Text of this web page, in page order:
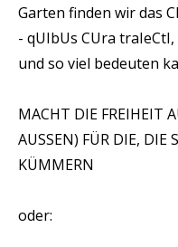
Garten finden wir das
- qUIbUs CUra
und so viel bedeuten
MACHT DIE FREIHEIT
AUSSEN) FÜR DIE, DIE
KÜMMERN
oder: